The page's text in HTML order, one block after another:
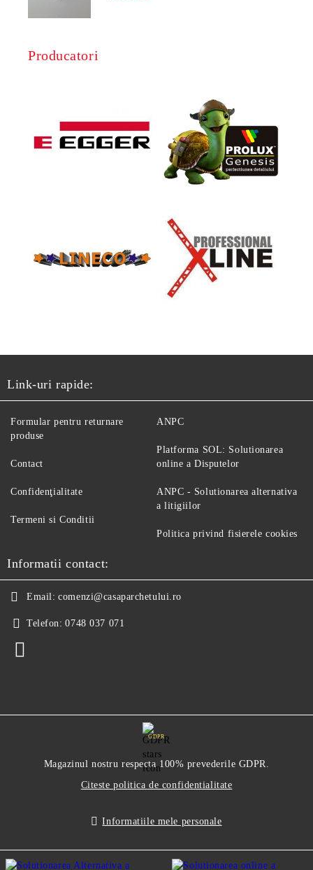
Producatori
Link-uri rapide:
Formular pentru returnare
produse
Contact
Confidenţialitate
Termeni si Conditii
ANPC
Platforma SOL: Solutionarea
online a Disputelor
ANPC - Solutionarea alternativa
a litigiilor
Politica privind fisierele cookies
Informatii contact:
Email: comenzi@casaparchetului.ro
Telefon: 0748 037 071
GDPR
Magazinul nostru respecta 100% prevederile GDPR.
Citeste politica de confidentialitate
Informatiile mele personale